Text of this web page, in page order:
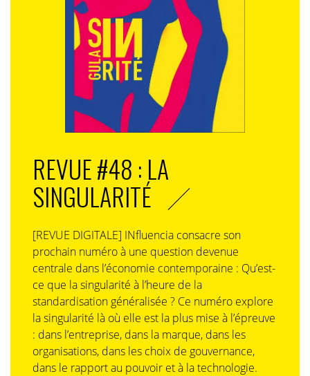
REVUE #48 : LA
SINGULARITÉ
[REVUE DIGITALE] INfluencia consacre son
prochain numéro à une question devenue
centrale dans l’économie contemporaine : Qu’est-
ce que la singularité à l’heure de la
standardisation généralisée ? Ce numéro explore
la singularité là où elle est la plus mise à l’épreuve
: dans l’entreprise, dans la marque, dans les
organisations, dans les choix de gouvernance,
dans le rapport au pouvoir et à la technologie.